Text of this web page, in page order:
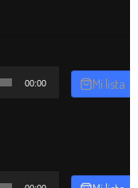
00:00 Mi lista